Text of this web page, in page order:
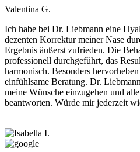
Valentina G.
Ich habe bei Dr. Liebmann eine
dezenten Korrektur meiner Nase
Ergebnis äußerst zufrieden. Die
professionell durchgeführt, das
harmonisch. Besonders
einfühlsame Beratung. Dr.
meine Wünsche einzugehen und
beantworten. Würde mir jederzeit